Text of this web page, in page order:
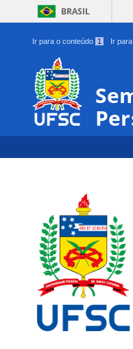
BRASIL
Ir para o conteúdo 1 Ir